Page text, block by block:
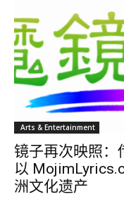
Arts & Entertainment
镜子再次映照
以
洲文化遗产